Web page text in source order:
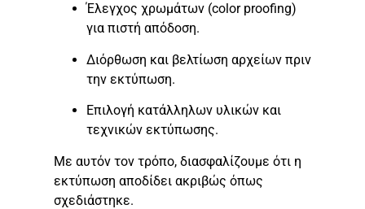
Έλεγχος χρωμάτων (color proofing)
για πιστή απόδοση.
Διόρθωση και βελτίωση αρχείων πριν
την εκτύπωση.
Επιλογή κατάλληλων υλικών και
τεχνικών εκτύπωσης.
Με αυτόν τον τρόπο, διασφαλίζουμε ότι η
εκτύπωση αποδίδει ακριβώς όπως
σχεδιάστηκε.